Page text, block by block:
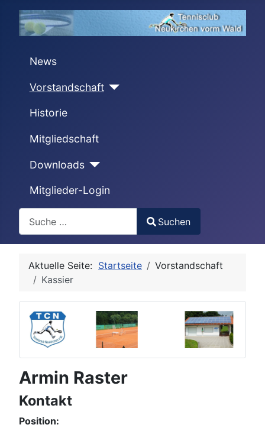
News
Vorstandschaft
Historie
Mitgliedschaft
Downloads
Mitglieder-Login
Search
Type 2 or more characters for results.
Suchen
Aktuelle Seite: Startseite
Vorstandschaft
Kassier
Armin Raster
Kontakt
Position: